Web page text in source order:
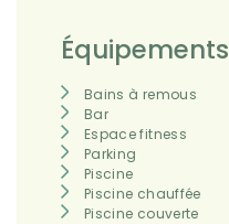
Équipements
Bains à remous
Bar
Espace fitness
Parking
Piscine
Piscine chauffée
Piscine couverte